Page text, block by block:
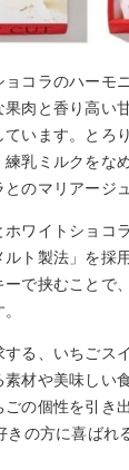
コラのハーモ
果肉と香り高い
ています。とろ
練乳ミルクをな
のマリアージ
ホワイトショコ
ルト製法」を採
ーで挟むことで
する、いちごス
材や美味しい
の個性を引き
きの方に喜ばれ